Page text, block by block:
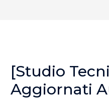
[Studio
Aggiornati